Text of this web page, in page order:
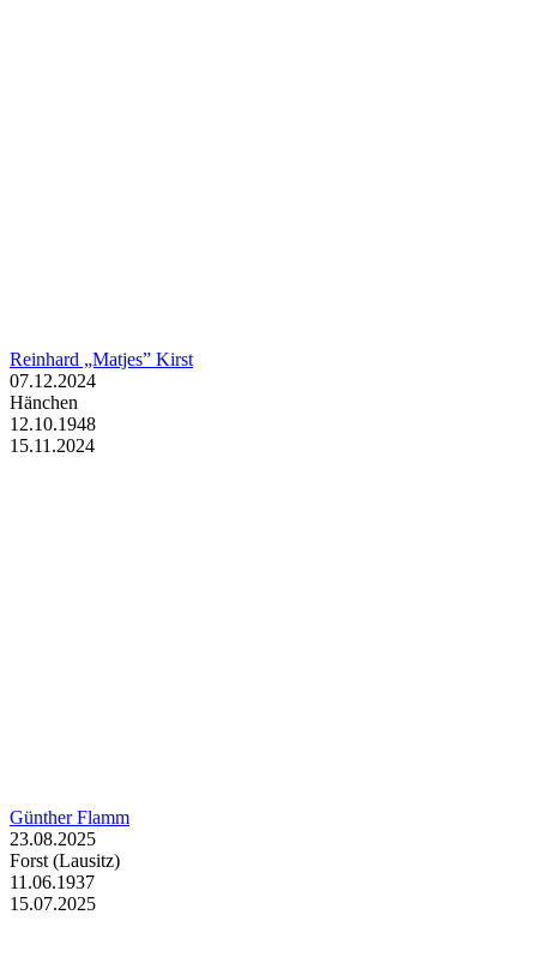
Reinhard „Matjes” Kirst
07.12.2024
Hänchen
12.10.1948
15.11.2024
Günther Flamm
23.08.2025
Forst (Lausitz)
11.06.1937
15.07.2025